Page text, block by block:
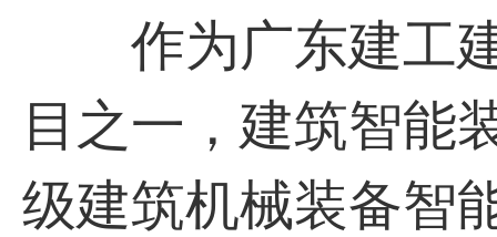
作为⼴东建⼯建
⽬之⼀，建筑智能
级建筑机械装备智